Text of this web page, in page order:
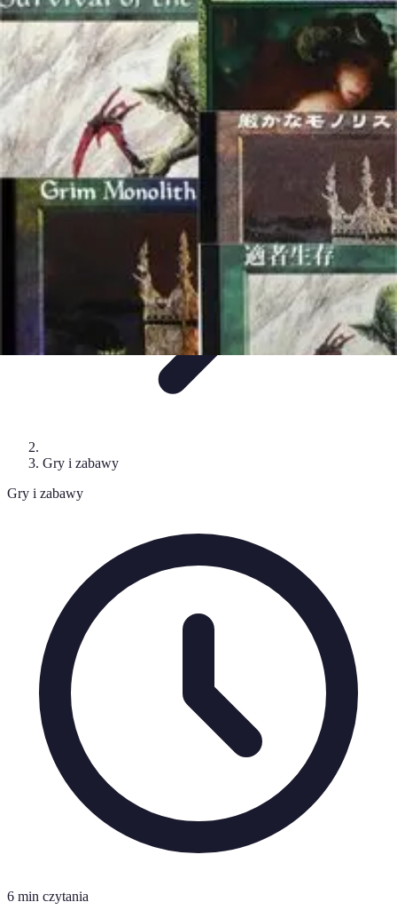
Zabawa i Rozrywka
Imprezy i PrzyjęciaZabawy dla dzieci
Zabawy na świeżym
powietrzu Organizacja imprezZabawy i Gry
Zabawa i Rozrywka
Gry i zabawy
Gry i zabawy
6 min czytania